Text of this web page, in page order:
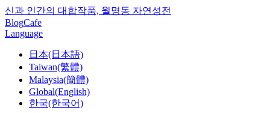
신과 인간의 대합작품, 월명동 자연성전
BlogCafe
Language
日本(日本語)
Taiwan(繁體)
Malaysia(簡體)
Global(English)
한국(한국어)